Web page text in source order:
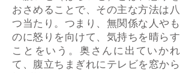
おさめることで、その主な方法は八
つ当たり。つまり、無関係な人やも
のに怒りを向けて、気持ちを晴らす
ことをいう。奥さんに出ていかれ
て、腹立ちまぎれにテレビを窓から